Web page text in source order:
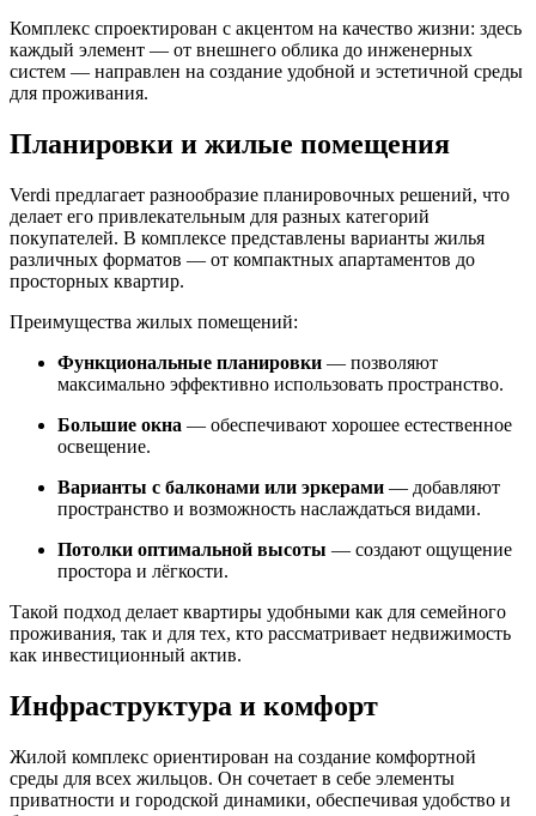
Комплекс спроектирован с акцентом на качество жизни: здесь
каждый элемент — от внешнего облика до инженерных
систем — направлен на создание удобной и эстетичной среды
для проживания.
Планировки и жилые помещения
Verdi предлагает разнообразие планировочных решений, что
делает его привлекательным для разных категорий
покупателей. В комплексе представлены варианты жилья
различных форматов — от компактных апартаментов до
просторных квартир.
Преимущества жилых помещений:
Функциональные планировки — позволяют
максимально эффективно использовать пространство.
Большие окна — обеспечивают хорошее естественное
освещение.
Варианты с балконами или эркерами — добавляют
пространство и возможность наслаждаться видами.
Потолки оптимальной высоты — создают ощущение
простора и лёгкости.
Такой подход делает квартиры удобными как для семейного
проживания, так и для тех, кто рассматривает недвижимость
как инвестиционный актив.
Инфраструктура и комфорт
Жилой комплекс ориентирован на создание комфортной
среды для всех жильцов. Он сочетает в себе элементы
приватности и городской динамики, обеспечивая удобство и